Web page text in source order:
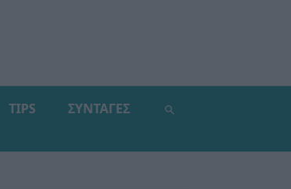
TIPS ΣΥΝΤΑΓΕΣ